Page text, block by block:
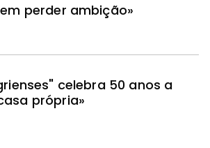
perder ambição»
celebra 50 anos a
própria»